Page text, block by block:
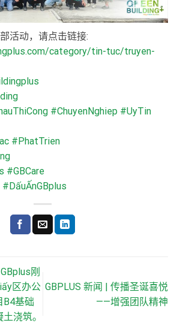
活动，请点击链接:
category/tin-tuc/truyen-
#ChuyenNghiep #UyTin
#PhatTrien
#GBCare
#DấuẤnGBplus
刚
区办公
B4基础
浇筑。
GBPLUS 新闻 | 传播圣诞喜悦
——增强团队精神